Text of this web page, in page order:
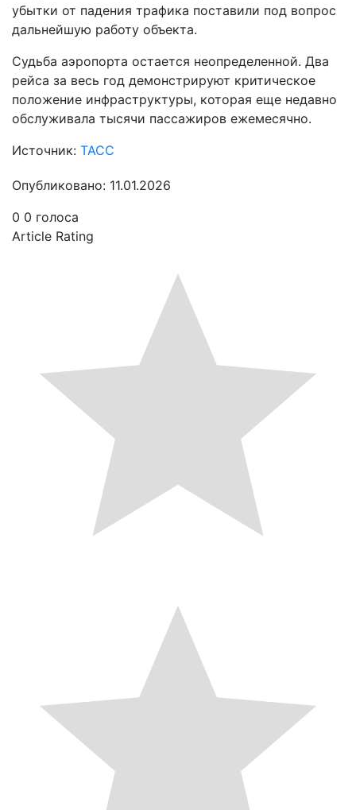
убытки от падения трафика поставили под вопрос
дальнейшую работу объекта.
Судьба аэропорта остается неопределенной. Два
рейса за весь год демонстрируют критическое
положение инфраструктуры, которая еще недавно
обслуживала тысячи пассажиров ежемесячно.
Источник: ТАСС
Опубликовано: 11.01.2026
0 0 голоса
Article Rating